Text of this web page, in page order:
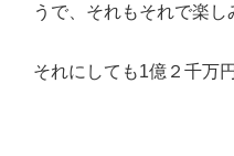
うで、それもそれで楽し
それにしても1億２千万